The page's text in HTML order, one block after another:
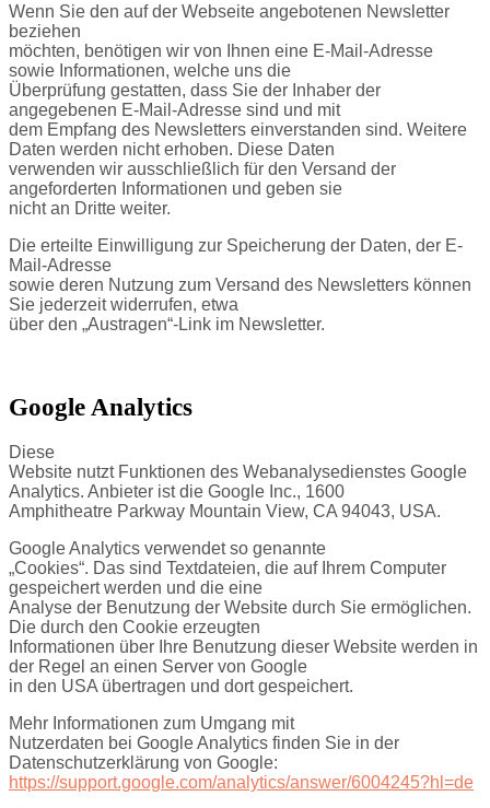
Wenn Sie den auf der Webseite angebotenen Newsletter
beziehen
möchten, benötigen wir von Ihnen eine E-Mail-Adresse
sowie Informationen, welche uns die
Überprüfung gestatten, dass Sie der Inhaber der
angegebenen E-Mail-Adresse sind und mit
dem Empfang des Newsletters einverstanden sind. Weitere
Daten werden nicht erhoben. Diese Daten
verwenden wir ausschließlich für den Versand der
angeforderten Informationen und geben sie
nicht an Dritte weiter.
Die erteilte Einwilligung zur Speicherung der Daten, der E-
Mail-Adresse
sowie deren Nutzung zum Versand des Newsletters können
Sie jederzeit widerrufen, etwa
über den „Austragen“-Link im Newsletter.
Google Analytics
Diese
Website nutzt Funktionen des Webanalysedienstes Google
Analytics. Anbieter ist die Google Inc., 1600
Amphitheatre Parkway Mountain View, CA 94043, USA.
Google Analytics verwendet so genannte
„Cookies“. Das sind Textdateien, die auf Ihrem Computer
gespeichert werden und die eine
Analyse der Benutzung der Website durch Sie ermöglichen.
Die durch den Cookie erzeugten
Informationen über Ihre Benutzung dieser Website werden in
der Regel an einen Server von Google
in den USA übertragen und dort gespeichert.
Mehr Informationen zum Umgang mit
Nutzerdaten bei Google Analytics finden Sie in der
Datenschutzerklärung von Google:
https://support.google.com/analytics/answer/6004245?hl=de